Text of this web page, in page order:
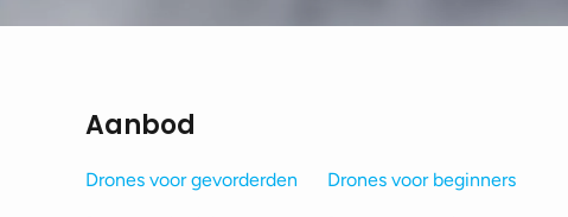
Aanbod
Drones voor gevorderden Drones voor beginners